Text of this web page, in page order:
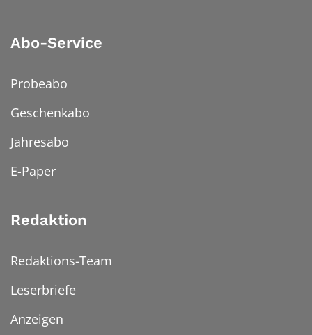
Abo-Service
Probeabo
Geschenkabo
Jahresabo
E-Paper
Redaktion
Redaktions-Team
Leserbriefe
Anzeigen